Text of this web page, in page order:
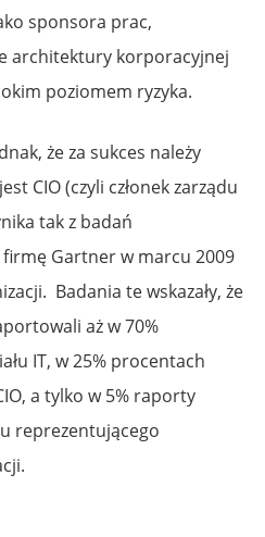
sponsora prac,
architektury korporacyjnej
poziomem ryzyka.
że za sukces należy
CIO (czyli członek zarządu
tak z badań
Gartner w marcu 2009
Badania te wskazały, że
aż w 70%
IT, w 25% procentach
a tylko w 5% raporty
reprezentującego